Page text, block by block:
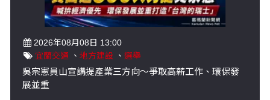
2026年08月08日 13:00
宜蘭交通 、 地方建設 、 選舉
吳宗憲員山宣講提產業三方向～爭取高薪工作、環保發
展並重